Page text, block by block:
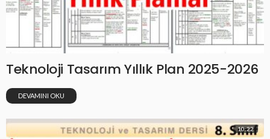
Teknoloji Tasarım Yıllık Plan 2025-2026
DEVAMINI OKU
10:22